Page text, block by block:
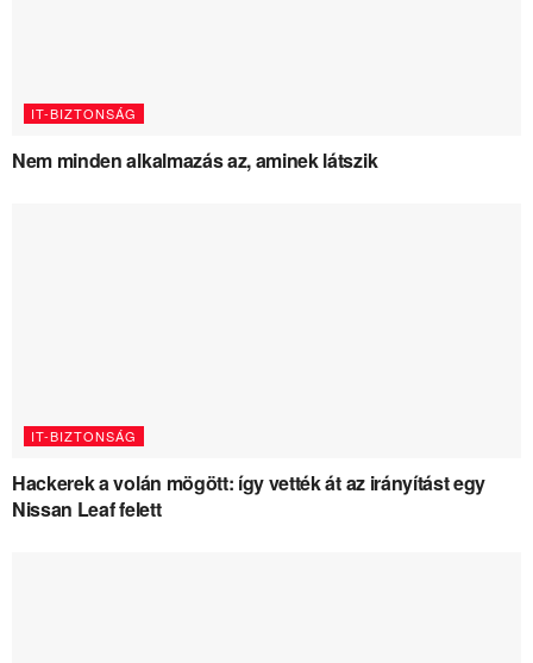
IT-BIZTONSÁG
Nem minden alkalmazás az, aminek látszik
IT-BIZTONSÁG
Hackerek a volán mögött: így vették át az irányítást egy
Nissan Leaf felett